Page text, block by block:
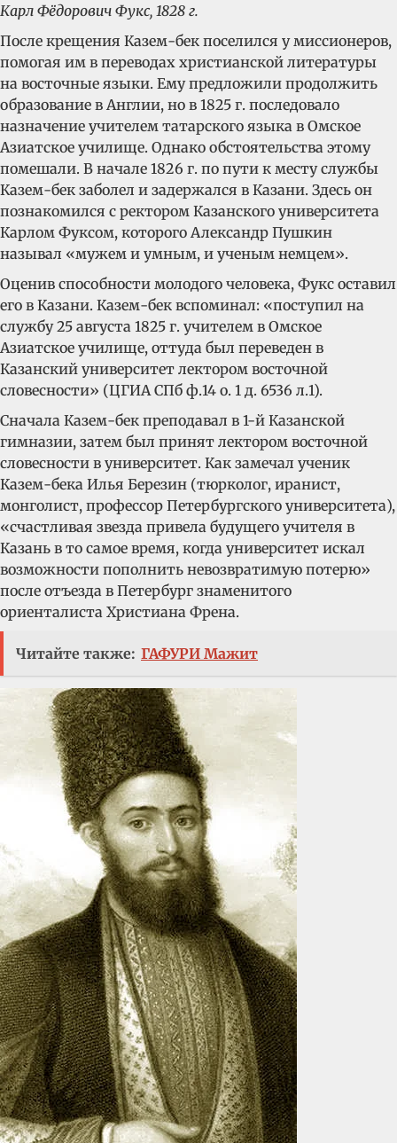
Карл Фёдорович Фукс, 1828 г.
После крещения Казем-бек поселился у миссионеров,
помогая им в переводах христианской литературы
на восточные языки. Ему предложили продолжить
образование в Англии, но в 1825 г. последовало
назначение учителем татарского языка в Омское
Азиатское училище. Однако обстоятельства этому
помешали. В начале 1826 г. по пути к месту службы
Казем-бек заболел и задержался в Казани. Здесь он
познакомился с ректором Казанского университета
Карлом Фуксом, которого Александр Пушкин
называл «мужем и умным, и ученым немцем».
Оценив способности молодого человека, Фукс оставил
его в Казани. Казем-бек вспоминал: «поступил на
службу 25 августа 1825 г. учителем в Омское
Азиатское училище, оттуда был переведен в
Казанский университет лектором восточной
словесности» (ЦГИА СПб ф.14 о. 1 д. 6536 л.1).
Сначала Казем-бек преподавал в 1-й Казанской
гимназии, затем был принят лектором восточной
словесности в университет. Как замечал ученик
Казем-бека Илья Березин (тюрколог, иранист,
монголист, профессор Петербургского университета),
«счастливая звезда привела будущего учителя в
Казань в то самое время, когда университет искал
возможности пополнить невозвратимую потерю»
после отъезда в Петербург знаменитого
ориенталиста Христиана Френа.
Читайте также: ГАФУРИ Мажит